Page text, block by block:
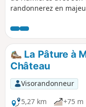
randonnerez en
paysage fait vite
La Pâture à
Château
Visorandonneur
5,27 km
+75 m